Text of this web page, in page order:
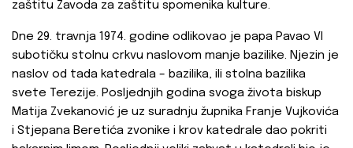
zaštitu Zavoda za zaštitu spomenika kulture.
Dne 29. travnja 1974. godine odlikovao je papa Pavao VI
subotičku stolnu crkvu naslovom manje bazilike. Njezin je
naslov od tada katedrala – bazilika, ili stolna bazilika
svete Terezije. Posljednjih godina svoga života biskup
Matija Zvekanović je uz suradnju župnika Franje Vujkovića
i Stjepana Beretića zvonike i krov katedrale dao pokriti